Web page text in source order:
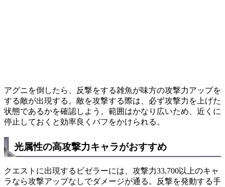
アグニを倒したら、反撃をする雑魚が味方の攻撃力アップを
する敵が出現する。敵を攻撃する際は、必ず攻撃力を上げた
状態であるかを確認しよう。範囲はかなり広いため、近くに
停止しておくと効率良くバフをかけられる。
光属性の高攻撃力キャラがおすすめ
クエストに出現するビゼラーには、攻撃力33,700以上のキャ
ラなら攻撃アップなしでダメージが通る。反撃を発動する手